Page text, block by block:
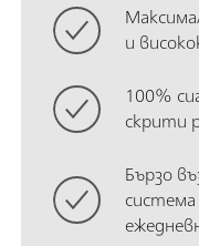
и
100%
скрити
Бързо